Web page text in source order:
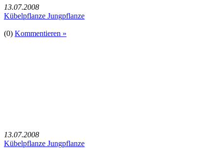
13.07.2008
Kübelpflanze Jungpflanze
(0) Kommentieren »
13.07.2008
Kübelpflanze Jungpflanze